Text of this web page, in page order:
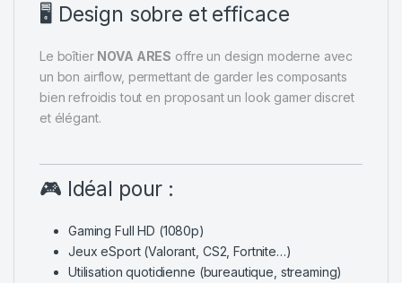
🖥️ Design sobre et efficace
Le boîtier NOVA ARES offre un design moderne avec
un bon airflow, permettant de garder les composants
bien refroidis tout en proposant un look gamer discret
et élégant.
🎮 Idéal pour :
Gaming Full HD (1080p)
Jeux eSport (Valorant, CS2, Fortnite…)
Utilisation quotidienne (bureautique, streaming)